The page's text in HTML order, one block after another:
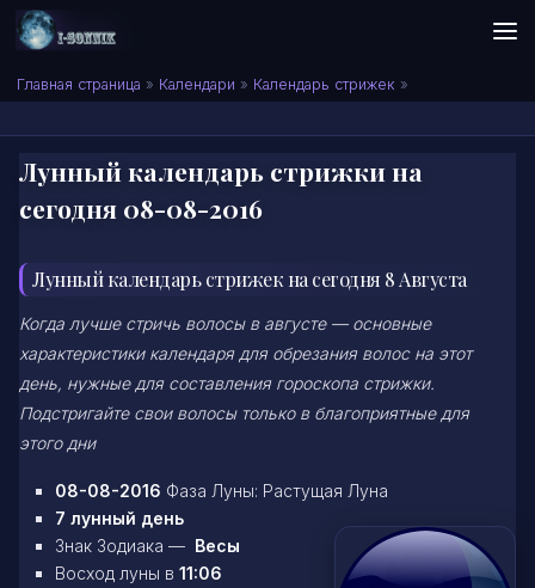
Skip to content
Сонник I-SONNIK.COM
Главная страница » Календари » Календарь стрижек »
Лунный календарь стрижки на
сегодня 08-08-2016
Лунный календарь стрижек на сегодня 8 Августа
Когда лучше стричь волосы в августе — основные
характеристики календаря для обрезания волос на этот
день, нужные для составления гороскопа стрижки.
Подстригайте свои волосы только в благоприятные для
этого дни
08-08-2016 Фаза Луны: Растущая Луна
7 лунный день
Знак Зодиака — Весы
Восход луны в 11:06